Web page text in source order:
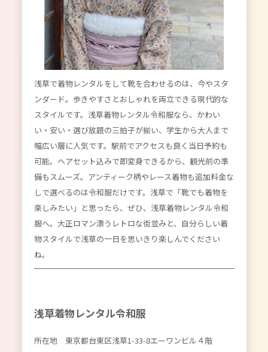
浅草で着物レンタルをして靴を合わせるのは、今やスタ
ンダード。歩きやすさとおしゃれを両立できる現代的な
スタイルです。浅草着物レンタル令和服なら、かわい
い・安い・選び放題の三拍子が揃い、学生から大人まで
幅広い層に人気です。駅前でアクセスも良く当日予約も
可能。ヘアセット込みで即変身できるから、観光前の準
備もスムーズ。アンティーク柄やレース着物も追加料金な
しで選べるのは令和服だけです。浅草で「靴でも着物を
楽しみたい」と思ったら、ぜひ、浅草着物レンタル令和
服へ。大正ロマン漂うレトロな街並みと、自分らしい着
物スタイルで浅草の一日を思いきり楽しんでください
ね。
浅草着物レンタル令和服
所在地 東京都台東区浅草1-33-8エーワンビル４階